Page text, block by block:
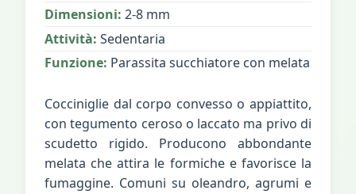
Dimensioni: 2-8 mm
Attività: Sedentaria
Funzione: Parassita succhiatore con melata
Cocciniglie dal corpo convesso o appiattito,
con tegumento ceroso o laccato ma privo di
scudetto rigido. Producono abbondante
melata che attira le formiche e favorisce la
fumaggine. Comuni su oleandro, agrumi e